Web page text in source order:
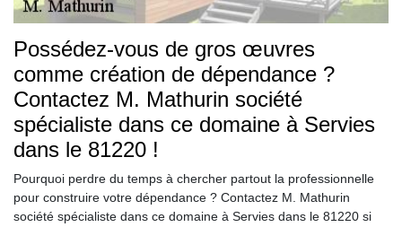
Possédez-vous de gros œuvres
comme création de dépendance ?
Contactez M. Mathurin société
spécialiste dans ce domaine à Servies
dans le 81220 !
Pourquoi perdre du temps à chercher partout la professionnelle
pour construire votre dépendance ? Contactez M. Mathurin
société spécialiste dans ce domaine à Servies dans le 81220 si